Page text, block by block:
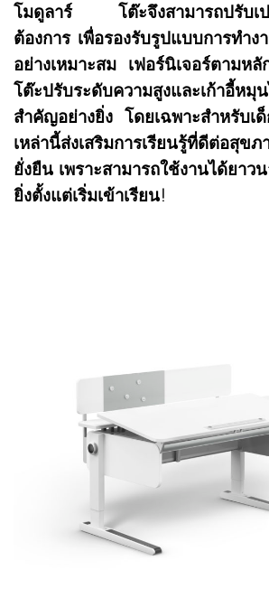
โมดูลาร์ โต๊ะจึงสามารถปรับเป
ต้องการ เพื่อรองรับรูปแบบการทำ
อย่างเหมาะสม
เฟอร์นิเจอร์ตามห
โต๊ะปรับระดับความสูงและเก้าอี้หมุ
สำคัญอย่างยิ่ง โดยเฉพาะสำหรับเ
เหล่านี้ส่งเสริมการเรียนรู้ที่ดีต่อสุข
ยั่งยืน เพราะสามารถใช้งานได้ยาว
ยิ่งตั้งแต่เริ่มเข้าเรียน!